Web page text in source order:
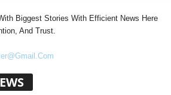
Biggest Stories With Efficient News Here
And Trust.